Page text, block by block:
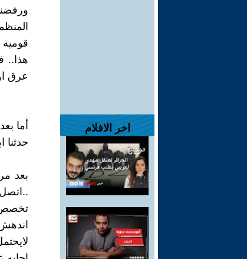
اخر الافلام
قوميه
هذا..
عرق
أما
حدثنا
بعد
تخصص